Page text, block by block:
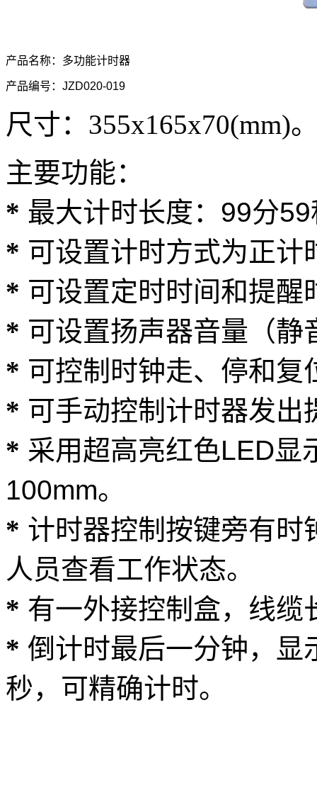
产品名称： 多功能计时器
产品编号：JZD020-019
尺寸： 355x165x70(mm)
主要功能：
* 最大计时长度：99分
* 可设置计时方式为正计
* 可设置定时时间和提醒
* 可设置扬声器音量（静
* 可控制时钟走、停和复
* 可手动控制计时器发出
* 采用超高亮红色LED显
100mm。
* 计时器控制按键旁有时
人员查看工作状态。
* 有一外接控制盒，线缆
* 倒计时最后一分钟，显
秒，可精确计时。